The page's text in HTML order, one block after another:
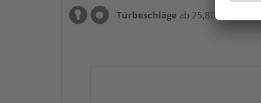
Türbeschläge ab 25,80 € / Stk.